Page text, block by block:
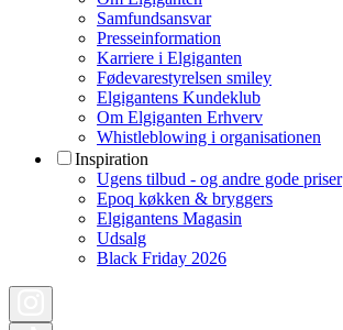
Samfundsansvar
Presseinformation
Karriere i Elgiganten
Fødevarestyrelsen smiley
Elgigantens Kundeklub
Om Elgiganten Erhverv
Whistleblowing i organisationen
Inspiration
Ugens tilbud - og andre gode priser
Epoq køkken & bryggers
Elgigantens Magasin
Udsalg
Black Friday 2026